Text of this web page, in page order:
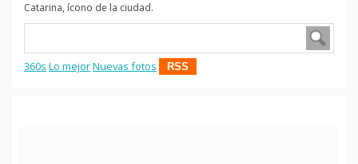
Catarina, ícono de la ciudad.
360s Lo mejorNuevas fotos RSS